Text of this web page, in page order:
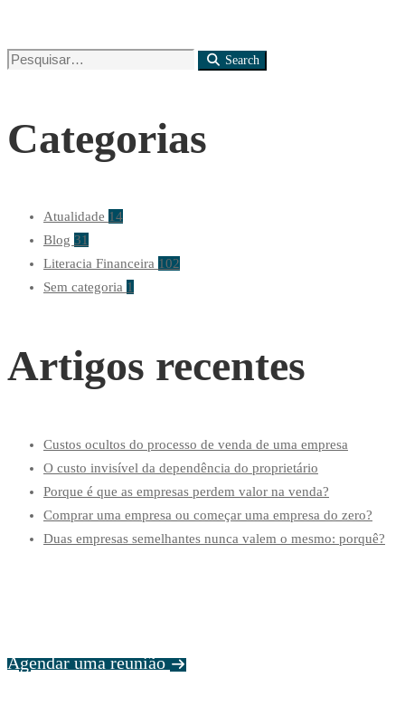
Search
Search
Categorias
Atualidade 14
Blog 31
Literacia Financeira 102
Sem categoria 1
Artigos recentes
Custos ocultos do processo de venda de uma empresa
O custo invisível da dependência do proprietário
Porque é que as empresas perdem valor na venda?
Comprar uma empresa ou começar uma empresa do zero?
Duas empresas semelhantes nunca valem o mesmo: porquê?
Agendar uma reunião